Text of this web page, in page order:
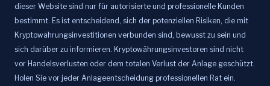
dieser Website sind nur für autorisierte und professionelle Kunden
bestimmt. Es ist entscheidend, sich der potenziellen Risiken, die mit
Kryptowährungsinvestitionen verbunden sind, bewusst zu sein und
sich darüber zu informieren. Kryptowährungsinvestoren sind nicht
vor Handelsverlusten oder dem totalen Verlust der Anlage geschützt.
Holen Sie vor jeder Anlageentscheidung professionellen Rat ein.